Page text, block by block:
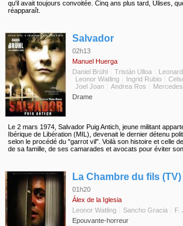
qu'il avait toujours convoitée. Cinq ans plus tard, Ulises,
réapparaît.
Salvador
02h13
Manuel Huerga
Daniel Brühl
Tristán Ulloa
Leonor Watling
Ingrid Rubio
Joel Joan
Andrea Ros
Drame
Le 2 mars 1974, Salvador Puig Antich, jeune militant
Ibérique de Libération (MIL), devenait le dernier détenu
selon le procédé du "garrot vil". Voilà son histoire et celle
de sa famille, de ses camarades et avocats pour éviter
La Chambre du fils (TV)
01h20
Álex de la Iglesia
Leonor Watling
Sancho Gracia
F.
Epouvante-horreur